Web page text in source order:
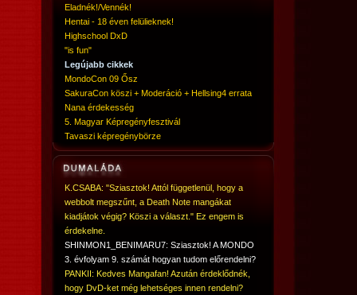
Eladnék!/Vennék!
Hentai - 18 éven felülieknek!
Highschool DxD
"is fun"
Legújabb cikkek
MondoCon 09 Ősz
SakuraCon köszi + Moderáció + Hellsing4 errata
Nana érdekesség
5. Magyar Képregényfesztivál
Tavaszi képregénybörze
K.CSABA: "Sziasztok! Attól függetlenül, hogy a
webbolt megszűnt, a Death Note mangákat
kiadjátok végig? Köszi a választ." Ez engem is
érdekelne.
SHINMON1_BENIMARU7: Sziasztok! A MONDO
3. évfolyam 9. számát hogyan tudom előrendelni?
PANKII: Kedves Mangafan! Azután érdeklődnék,
hogy DvD-ket még lehetséges innen rendelni?